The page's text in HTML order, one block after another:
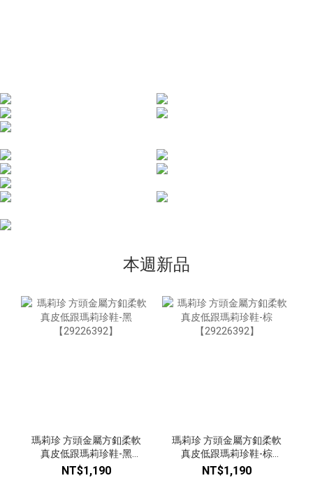
本週新品
瑪莉珍 方頭金屬方釦柔軟
真皮低跟瑪莉珍鞋-黑
【29226392】
NT$1,190
瑪莉珍 方頭金屬方釦柔軟
真皮低跟瑪莉珍鞋-棕
【29226392】
NT$1,190